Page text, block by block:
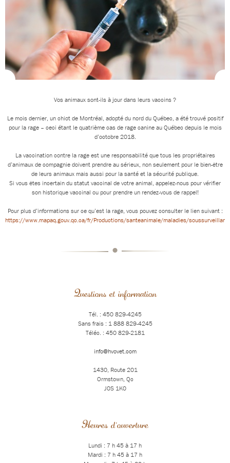
Vos animaux sont-ils à jour dans leurs vaccins ?
Le mois dernier, un chiot de Montréal, adopté du nord du Québec, a été trouvé positif
pour la rage – ceci étant le quatrième cas de rage canine au Québec depuis le mois
d’octobre 2018.
La vaccination contre la rage est une responsabilité que tous les propriétaires
d’animaux de compagnie doivent prendre au sérieux, non seulement pour le bien-être
de leurs animaux mais aussi pour la santé et la sécurité publique.
Si vous êtes incertain du statut vaccinal de votre animal, appelez-nous pour vérifier
son historique vaccinal ou pour prendre un rendez-vous de rappel!
Pour plus d’informations sur ce qu’est la rage, vous pouvez consulter le lien suivant :
https://www.mapaq.gouv.qc.ca/fr/Productions/santeanimale/maladies/
•
Questions et information
Tél. : 450 829-4245
Sans frais : 1 888 829-4245
Téléc. : 450 829-2181
info@hvovet.com
1430, Route 201
Ormstown, Qc
J0S 1K0
Heures d'ouverture
Lundi : 7 h 45 à 17 h
Mardi : 7 h 45 à 17 h